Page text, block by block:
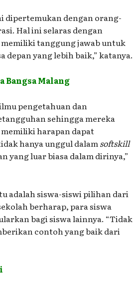
dipertemukan dengan orang-
Hal ini selaras dengan
tanggung jawab untuk
yang lebih baik,” katanya.
Bangsa Malang
pengetahuan dan
sehingga mereka
harapan dapat
hanya unggul dalamsoftskill
yang luar biasa dalam dirinya,”
adalah siswa-siswi pilihan dari
berharap, para siswa
bagi siswa lainnya. “Tidak
contoh yang baik dari